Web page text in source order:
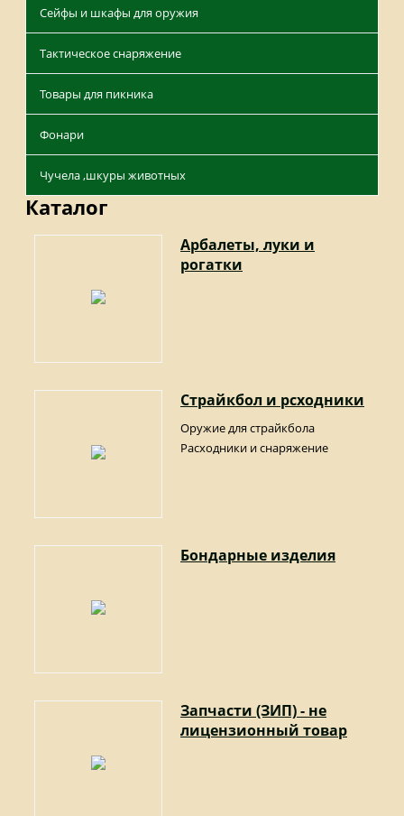
Сейфы и шкафы для оружия
Тактическое снаряжение
Товары для пикника
Фонари
Чучела ,шкуры животных
Каталог
Арбалеты, луки и
рогатки
Страйкбол и рсходники
Оружие для страйкбола
Расходники и снаряжение
Бондарные изделия
Запчасти (ЗИП) - не
лицензионный товар